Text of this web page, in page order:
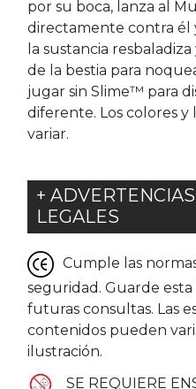
por su boca, lanza al
directamente contra él
la sustancia
de la bestia para
jugar sin Slime™ para
diferente. Los colores
variar.
+
LEGALES
Cumple las
seguridad. Guarde
futuras consultas. Las
contenidos pueden
ilustración.
SE REQUIERE